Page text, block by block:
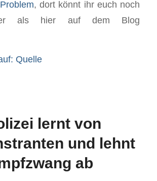
, dort könnt ihr euch noch
als hier auf dem Blog
Quelle
lernt von
und lehnt
ab